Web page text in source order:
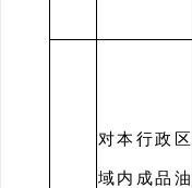
对本行政区
域内成品油